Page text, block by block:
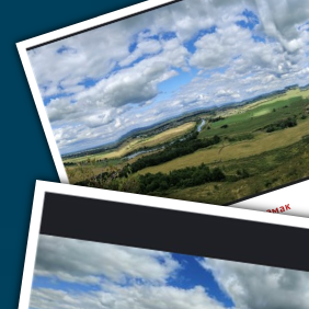
Стерлитамак